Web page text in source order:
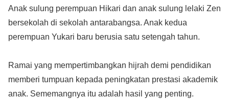
Anak sulung perempuan Hikari dan anak sulung lelaki Zen
bersekolah di sekolah antarabangsa. Anak kedua
perempuan Yukari baru berusia satu setengah tahun.
Ramai yang mempertimbangkan hijrah demi pendidikan
memberi tumpuan kepada peningkatan prestasi akademik
anak. Sememangnya itu adalah hasil yang penting.